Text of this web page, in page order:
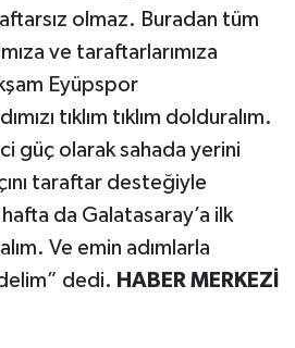
olmaz. Buradan tüm
ve taraftarlarımıza
Eyüpspor
tıklım tıklım dolduralım.
güç olarak sahada yerini
taraftar desteğiyle
da Galatasaray’a ilk
Ve emin adımlarla
dedi. HABER MERKEZİ